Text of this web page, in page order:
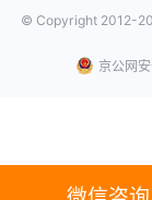
© Copyright 2012-
京公网